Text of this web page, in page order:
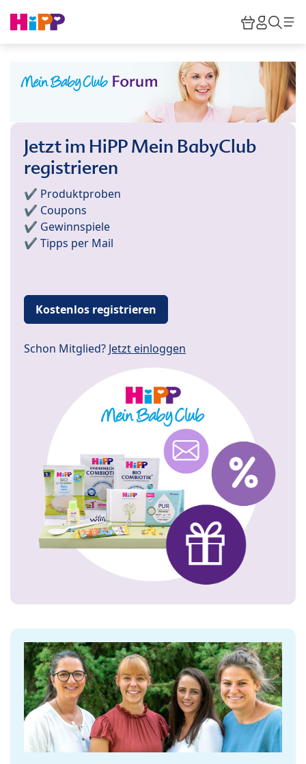
HiPP
Jetzt im HiPP Mein BabyClub
registrieren
✔️ Produktproben
✔️ Coupons
✔️ Gewinnspiele
✔️ Tipps per Mail
Kostenlos registrieren
Schon Mitglied? Jetzt einloggen